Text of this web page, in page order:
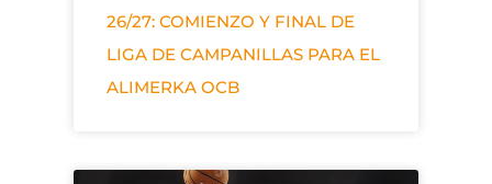
26/27: COMIENZO Y FINAL DE
LIGA DE CAMPANILLAS PARA EL
ALIMERKA OCB